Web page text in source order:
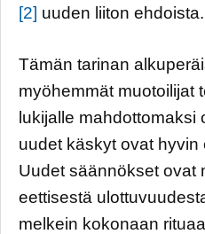
[2] uuden liiton ehdoista.
Tämän tarinan
myöhemmät muotoilijat
lukijalle mahdottomaksi
uudet käskyt ovat hyvin
Uudet säännökset ovat
eettisestä
melkein kokonaan